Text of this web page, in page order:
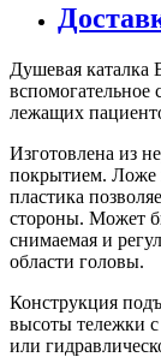
Душевая
вспомогательное
лежащих
Изготовлена из
покрытием. Ложе
пластика
стороны. Может
снимаемая и
области головы.
Конструкция
высоты тележки
или